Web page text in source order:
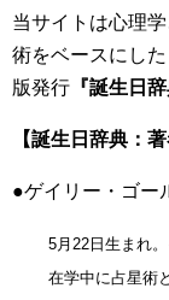
当サイトは心理
術をベースにし
版発行 『誕生日辞
【誕生日辞典：著
●ゲイリー・ゴー
5月22日生まれ
在学中に占星術